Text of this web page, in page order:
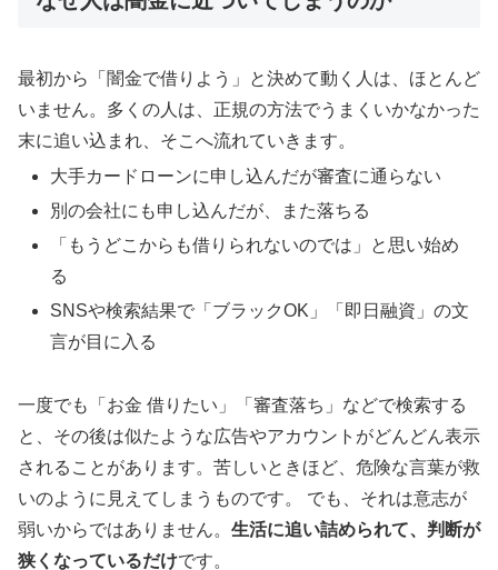
最初から「闇金で借りよう」と決めて動く人は、ほとんど
いません。多くの人は、正規の方法でうまくいかなかった
末に追い込まれ、そこへ流れていきます。
大手カードローンに申し込んだが審査に通らない
別の会社にも申し込んだが、また落ちる
「もうどこからも借りられないのでは」と思い始め
る
SNSや検索結果で「ブラックOK」「即日融資」の文
言が目に入る
一度でも「お金 借りたい」「審査落ち」などで検索する
と、その後は似たような広告やアカウントがどんどん表示
されることがあります。苦しいときほど、危険な言葉が救
いのように見えてしまうものです。 でも、それは意志が
弱いからではありません。 生活に追い詰められて、判断が
狭くなっているだけです。